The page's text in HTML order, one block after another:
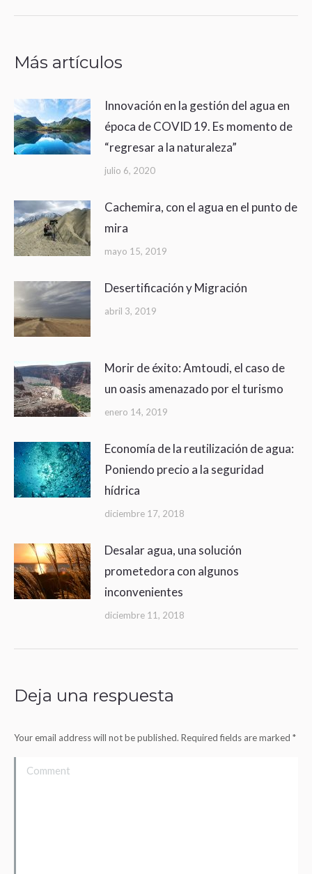
Más artículos
Innovación en la gestión del agua en
época de COVID 19. Es momento de
“regresar a la naturaleza”
julio 6, 2020
Cachemira, con el agua en el punto de
mira
mayo 15, 2019
Desertificación y Migración
abril 3, 2019
Morir de éxito: Amtoudi, el caso de
un oasis amenazado por el turismo
enero 14, 2019
Economía de la reutilización de agua:
Poniendo precio a la seguridad
hídrica
diciembre 17, 2018
Desalar agua, una solución
prometedora con algunos
inconvenientes
diciembre 11, 2018
Deja una respuesta
Your email address will not be published. Required fields are marked *
Comment